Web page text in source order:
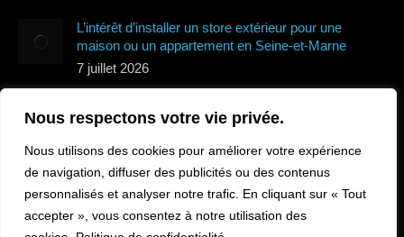
Nous respectons votre vie privée.
Nous utilisons des cookies pour améliorer votre expérience
de navigation, diffuser des publicités ou des contenus
personnalisés et analyser notre trafic. En cliquant sur « Tout
accepter », vous consentez à notre utilisation des
L’intérêt d’installer un store extérieur pour une
maison ou un appartement en Seine-et-Marne
7 juillet 2026
la canicule en Île-de-France ?
Comment sécuriser sa maison en Île-de-France
pendant les vacances ?
10 juin 2026